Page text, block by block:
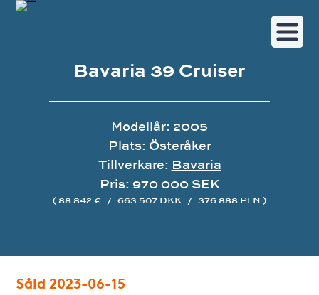
Bavaria 39 Cruiser
Modellår: 2005
Plats: Österåker
Tillverkare: Bavaria
Pris: 970 000 SEK
( 88 842 € / 663 507 DKK / 376 888 PLN )
Såld 2023-06-15